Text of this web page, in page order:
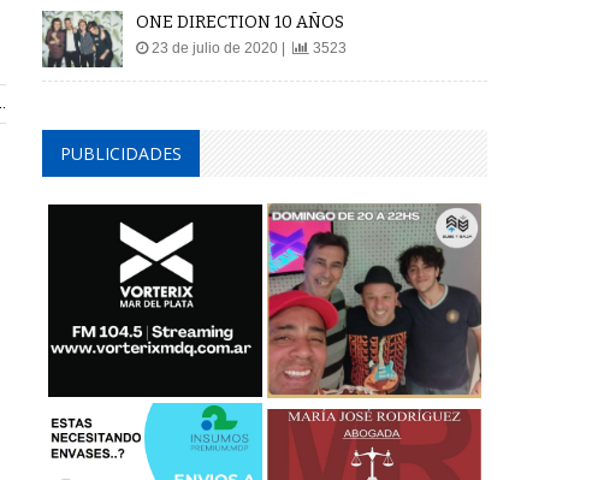
ONE DIRECTION 10 AÑOS
23 de julio de 2020 | 3523
PUBLICIDADES